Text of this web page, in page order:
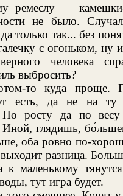
ремеслу —
не было.
только так... без
с огоньком, ну
человека
выбросить?
то куда проще.
есть, да не на ту
По росту да по
Иной, глядишь,
оба ровно по-
разница.
к маленькому
тут игра будет.